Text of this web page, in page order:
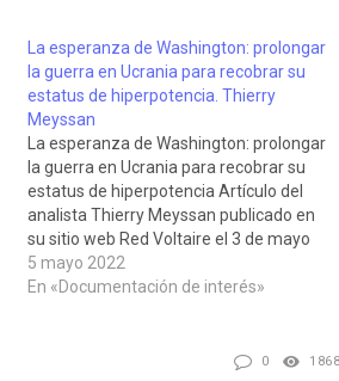
La esperanza de Washington: prolongar
la guerra ‎en Ucrania para recobrar su
estatus de ‎hiperpotencia. Thierry
Meyssan
La esperanza de Washington: prolongar
la guerra ‎en Ucrania para recobrar su
estatus de ‎hiperpotencia Artículo del
analista Thierry Meyssan publicado en
su sitio web Red Voltaire el 3 de mayo
de 2022, que clarifica las posciones de
EEUU, Rusia y Ucrania en relación con la
5 mayo 2022
En «Documentación de interés»
0 1868